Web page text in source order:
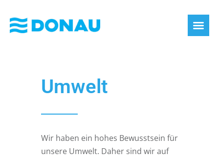
Umwelt
Wir haben ein hohes Bewusstsein für
unsere Umwelt. Daher sind wir auf